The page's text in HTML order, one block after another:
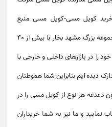
کویل مسی-کویل مسی منبع
با ما همراه باشید . ما در مجموعه بزرگ مشهد بخار با بیش از 40
را در بازارهای داخلی و خارجی با
دیده ایم بنابراین شما هموطنان
دغدغه هر نوع از کویل مسیرا در
نمایید و ما نیز به شما خریداران